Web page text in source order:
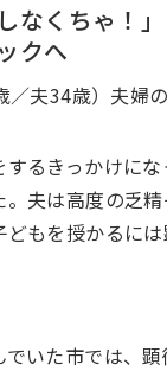
なくちゃ！
クへ
／夫34歳）夫婦
るきっかけに
夫は高度の乏
もを授かるに
いた市では、